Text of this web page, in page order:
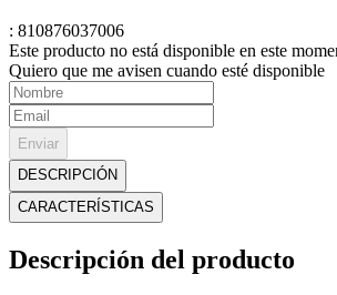
: 810876037006
Este producto no está disponible en este
Quiero que me avisen cuando esté disponible
Enviar
DESCRIPCIÓN
CARACTERÍSTICAS
Descripción del producto